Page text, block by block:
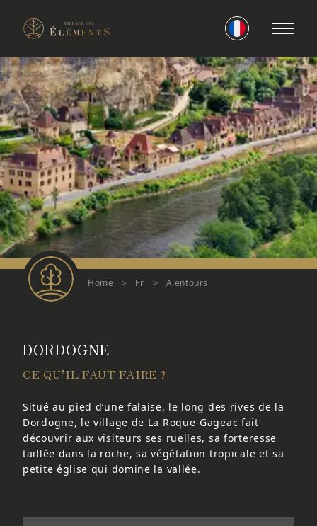
Home > Fr > Alentours
DORDOGNE
CE QU’IL FAUT FAIRE ?
Situé au pied d’une falaise, le long des rives de la
Dordogne, le village de La Roque-Gageac fait
découvrir aux visiteurs ses ruelles, sa forteresse
taillée dans la roche, sa végétation tropicale et sa
petite église qui domine la vallée.